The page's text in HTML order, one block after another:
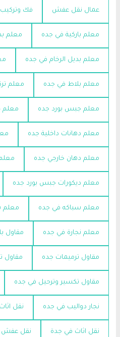
عمال نقل عفش فك وتركيب
معلم باركية في جده معلم
معلم بديل الرخام في جده
معلم بلاط في جده معلم
معلم جبس بورد جده معلم
معلم دهانات داخلية جده
معلم دهان خارجي جده
معلم ديكورات جبس بورد جده
معلم سباكه في جده معلم
معلم نجارة في جده مقاول
مقاول ترميمات جده مقاول
مقاول تكسير وترحيل في جده
نجار دواليب في جده نقل اثاث
نقل اثاث في جدة نقل عفش